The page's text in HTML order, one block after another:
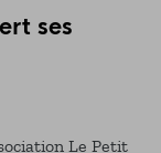
ses
Le Petit